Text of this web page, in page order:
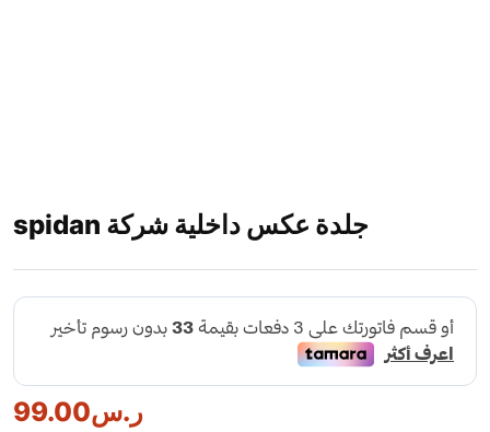
spidan جلدة عكس داخلية شركة
ر.س99.00